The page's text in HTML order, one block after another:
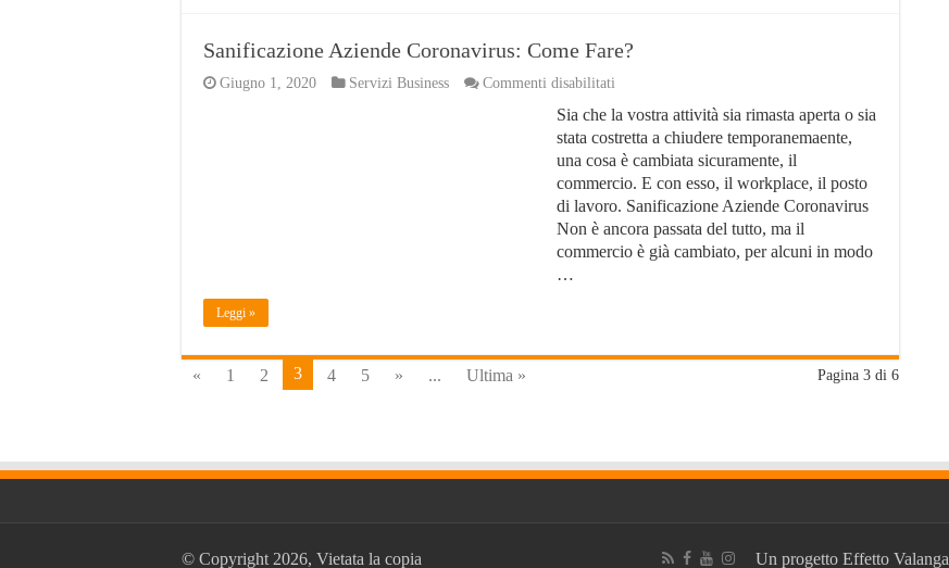
Sanificazione Aziende Coronavirus: Come Fare?
Giugno 1, 2020 Servizi Business Commenti disabilitati
Aziende
Coronavirus:
Come
Fare?
Sia che la vostra attività sia rimasta aperta o sia
stata costretta a chiudere temporanemaente,
una cosa è cambiata sicuramente, il
commercio. E con esso, il workplace, il posto
di lavoro. Sanificazione Aziende Coronavirus
Non è ancora passata del tutto, ma il
commercio è già cambiato, per alcuni in modo
…
Leggi »
Pagina 3 di 6
« 1 2 3 4 5 » ... Ultima »
Un progetto Effetto Valanga
© Copyright 2026, Vietata la copia